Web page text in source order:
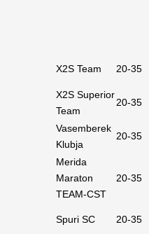
X2S Team 20-35
X2S Superior
Team
20-35
Vasemberek
Klubja
20-35
Merida
Maraton
TEAM-CST
20-35
Spuri SC 20-35